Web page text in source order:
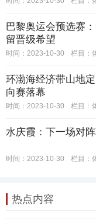
巴黎奥运会预选赛
留晋级希望
时间：2023-10-30 栏目：
环渤海经济带山地
向赛落幕
时间：2023-10-30 栏目：
水庆霞：下一场对
时间：2023-10-30 栏目：
热点内容